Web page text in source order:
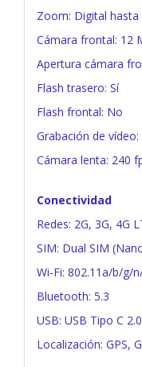
Zoom: Digital hasta
Cámara frontal: 12
Apertura cámara
Flash trasero: Sí
Flash frontal: No
Grabación de
Cámara lenta: 240
Conectividad
Redes: 2G, 3G, 4G
SIM: Dual SIM
Wi-Fi: 802.11a/b/g/
Bluetooth: 5.3
USB: USB Tipo C 2.0
Localización: GPS,